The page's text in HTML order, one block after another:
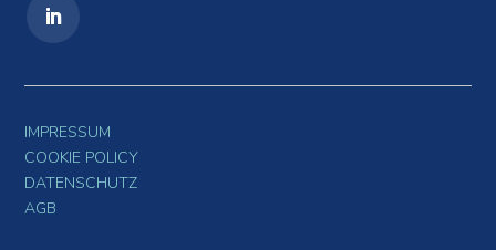
IMPRESSUM
COOKIE POLICY
DATENSCHUTZ
AGB